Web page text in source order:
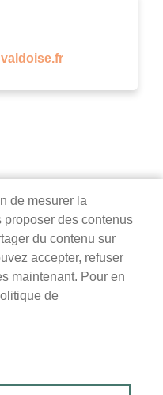
de mesurer la
proposer des contenus
du contenu sur
accepter, refuser
maintenant. Pour en
de